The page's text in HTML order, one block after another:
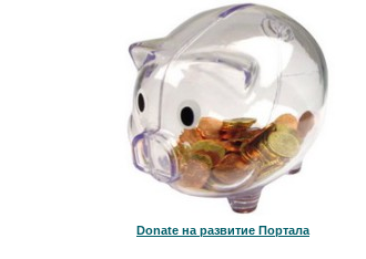
Donate на развитие Портала